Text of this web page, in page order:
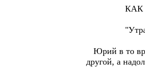
КАК
Юрий в то
другой, а